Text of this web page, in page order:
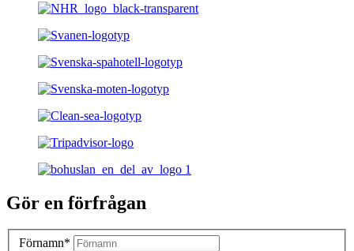
Gör en förfrågan
Förnamn*